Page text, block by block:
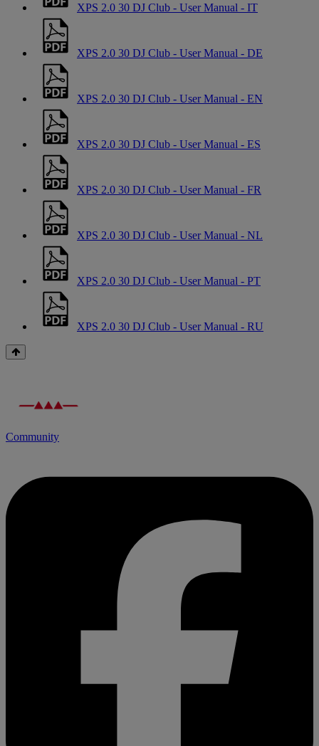
XPS 2.0 30 DJ Club - User Manual - IT
XPS 2.0 30 DJ Club - User Manual - DE
XPS 2.0 30 DJ Club - User Manual - EN
XPS 2.0 30 DJ Club - User Manual - ES
XPS 2.0 30 DJ Club - User Manual - FR
XPS 2.0 30 DJ Club - User Manual - NL
XPS 2.0 30 DJ Club - User Manual - PT
XPS 2.0 30 DJ Club - User Manual - RU
Community